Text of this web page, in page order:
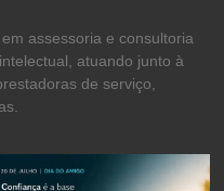
assessoria e consultoria
atuando junto à
de serviço,